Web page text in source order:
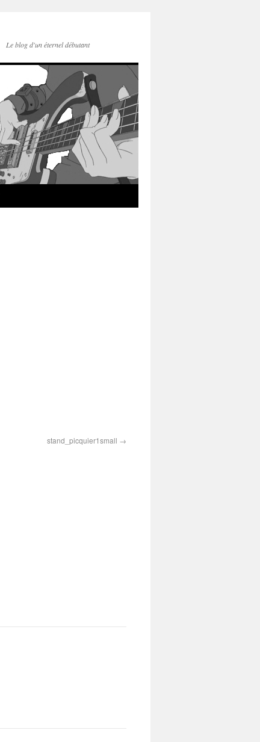
Le blog d'un éternel débutant
stand_picquier1small